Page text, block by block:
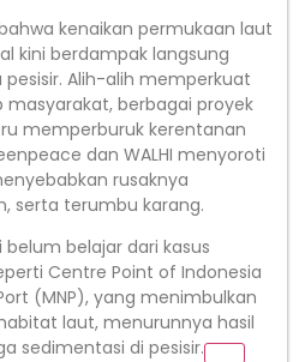
kenaikan permukaan laut
kini berdampak langsung
Alih-alih memperkuat
berbagai proyek
memperburuk kerentanan
dan WALHI menyoroti
rusaknya
serta terumbu karang.
belajar dari kasus
Centre Point of Indonesia
(MNP), yang menimbulkan
laut, menurunnya hasil
sedimentasi di pesisir.